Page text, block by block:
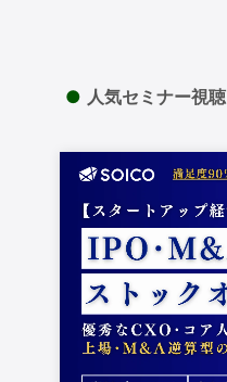
● 人気セミナー視聴